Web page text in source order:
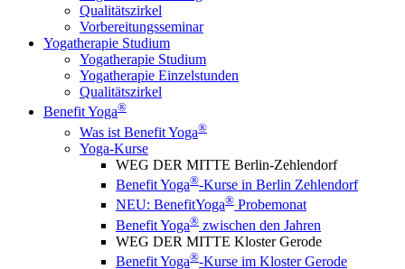
Qualitätszirkel
Vorbereitungsseminar
Yogatherapie Studium
Yogatherapie Studium
Yogatherapie Einzelstunden
Qualitätszirkel
Benefit Yoga®
Was ist Benefit Yoga®
Yoga-Kurse
WEG DER MITTE Berlin-Zehlendorf
Benefit Yoga®-Kurse in Berlin Zehlendorf
NEU: BenefitYoga® Probemonat
Benefit Yoga® zwischen den Jahren
WEG DER MITTE Kloster Gerode
Benefit Yoga®-Kurse im Kloster Gerode